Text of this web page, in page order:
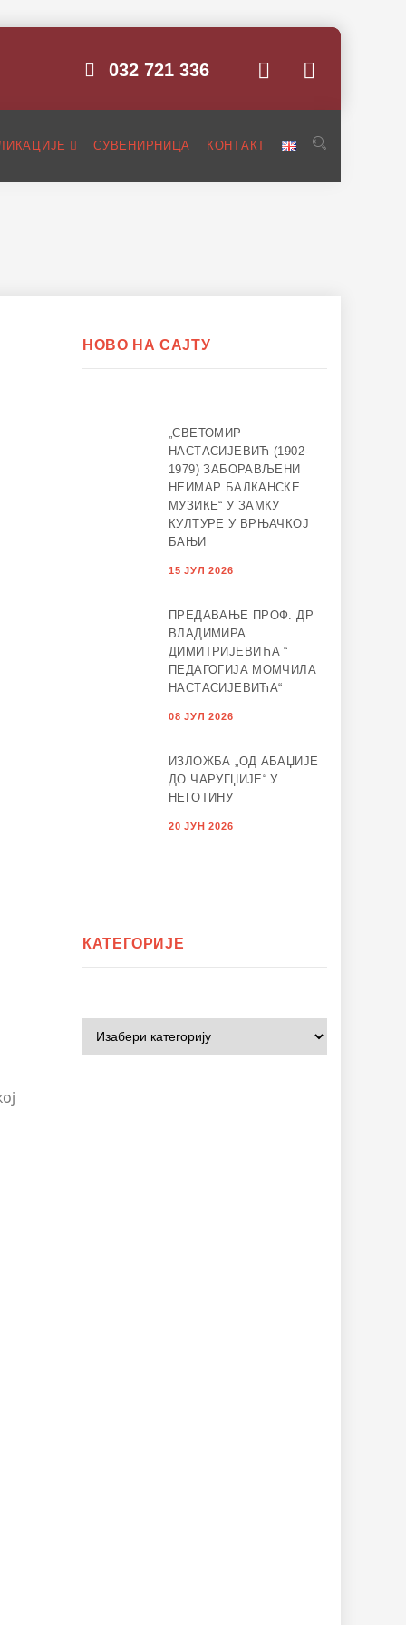
032 721 336
СУВЕНИРНИЦА КОНТАКТ
НОВО НА САЈТУ
„СВЕТОМИР
НАСТАСИЈЕВИЋ (1902-
1979) ЗАБОРАВЉЕНИ
НЕИМАР БАЛКАНСКЕ
МУЗИКЕ“ У ЗАМКУ
КУЛТУРЕ У ВРЊАЧКОЈ
БАЊИ
15 ЈУЛ 2026
ПРЕДАВАЊЕ ПРОФ. ДР
ВЛАДИМИРА
ДИМИТРИЈЕВИЋА “
ПЕДАГОГИЈА МОМЧИЛА
НАСТАСИЈЕВИЋА“
08 ЈУЛ 2026
ИЗЛОЖБА „ОД АБАЏИЈЕ
ДО ЧАРУГЏИЈЕ“ У
НЕГОТИНУ
20 ЈУН 2026
КАТЕГОРИЈЕ